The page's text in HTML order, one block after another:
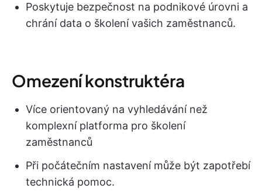
Poskytuje bezpečnost na podnikové úrovni a
chrání data o školení vašich zaměstnanců.
Omezení konstruktéra
Více orientovaný na vyhledávání než
komplexní platforma pro školení
zaměstnanců
Při počátečním nastavení může být zapotřebí
technická pomoc.